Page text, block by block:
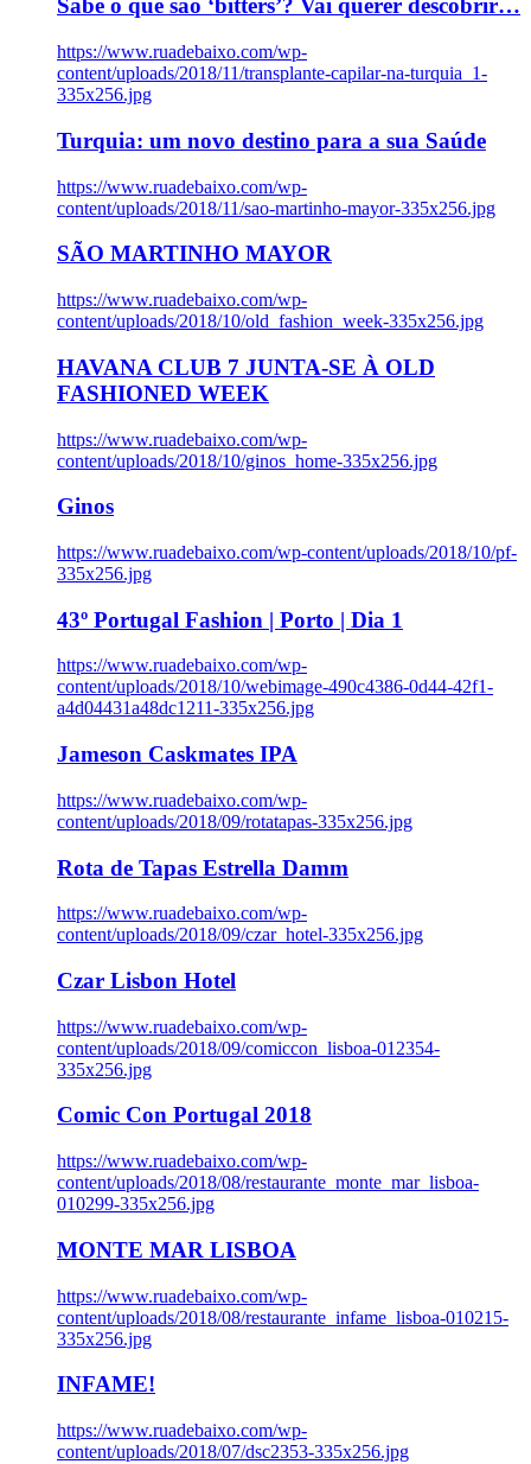
Sabe o que são ‘bitters’? Vai querer descobrir…
https://www.ruadebaixo.com/wp-
content/uploads/2018/11/transplante-capilar-na-turquia_1-
335x256.jpg
Turquia: um novo destino para a sua Saúde
https://www.ruadebaixo.com/wp-
content/uploads/2018/11/sao-martinho-mayor-335x256.jpg
SÃO MARTINHO MAYOR
https://www.ruadebaixo.com/wp-
content/uploads/2018/10/old_fashion_week-335x256.jpg
HAVANA CLUB 7 JUNTA-SE À OLD
FASHIONED WEEK
https://www.ruadebaixo.com/wp-
content/uploads/2018/10/ginos_home-335x256.jpg
Ginos
https://www.ruadebaixo.com/wp-content/uploads/2018/10/pf-
335x256.jpg
43º Portugal Fashion | Porto | Dia 1
https://www.ruadebaixo.com/wp-
content/uploads/2018/10/webimage-490c4386-0d44-42f1-
a4d04431a48dc1211-335x256.jpg
Jameson Caskmates IPA
https://www.ruadebaixo.com/wp-
content/uploads/2018/09/rotatapas-335x256.jpg
Rota de Tapas Estrella Damm
https://www.ruadebaixo.com/wp-
content/uploads/2018/09/czar_hotel-335x256.jpg
Czar Lisbon Hotel
https://www.ruadebaixo.com/wp-
content/uploads/2018/09/comiccon_lisboa-012354-
335x256.jpg
Comic Con Portugal 2018
https://www.ruadebaixo.com/wp-
content/uploads/2018/08/restaurante_monte_mar_lisboa-
010299-335x256.jpg
MONTE MAR LISBOA
https://www.ruadebaixo.com/wp-
content/uploads/2018/08/restaurante_infame_lisboa-010215-
335x256.jpg
INFAME!
https://www.ruadebaixo.com/wp-
content/uploads/2018/07/dsc2353-335x256.jpg